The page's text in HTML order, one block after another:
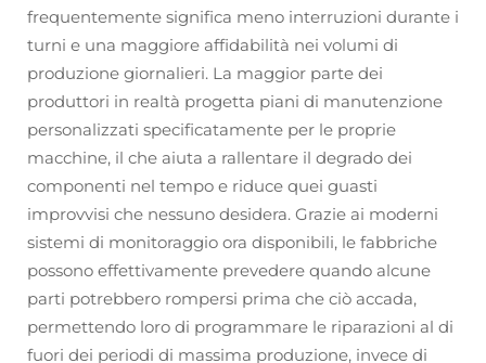
frequentemente significa meno interruzioni durante i
turni e una maggiore affidabilità nei volumi di
produzione giornalieri. La maggior parte dei
produttori in realtà progetta piani di manutenzione
personalizzati specificatamente per le proprie
macchine, il che aiuta a rallentare il degrado dei
componenti nel tempo e riduce quei guasti
improvvisi che nessuno desidera. Grazie ai moderni
sistemi di monitoraggio ora disponibili, le fabbriche
possono effettivamente prevedere quando alcune
parti potrebbero rompersi prima che ciò accada,
permettendo loro di programmare le riparazioni al di
fuori dei periodi di massima produzione, invece di